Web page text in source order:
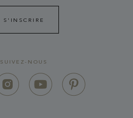
S'INSCRIRE
SUIVEZ-NOUS